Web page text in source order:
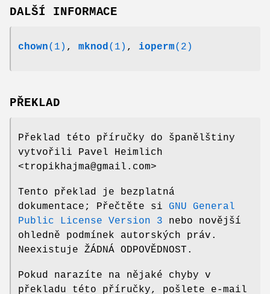
DALŠÍ INFORMACE
chown(1) , mknod(1) , ioperm(2)
PŘEKLAD
Překlad této příručky do španělštiny
vytvořili Pavel Heimlich
<tropikhajma@gmail.com>
Tento překlad je bezplatná
dokumentace; Přečtěte si GNU General
Public License Version 3 nebo novější
ohledně podmínek autorských práv.
Neexistuje ŽÁDNÁ ODPOVĚDNOST.
Pokud narazíte na nějaké chyby v
překladu této příručky, pošlete e-mail